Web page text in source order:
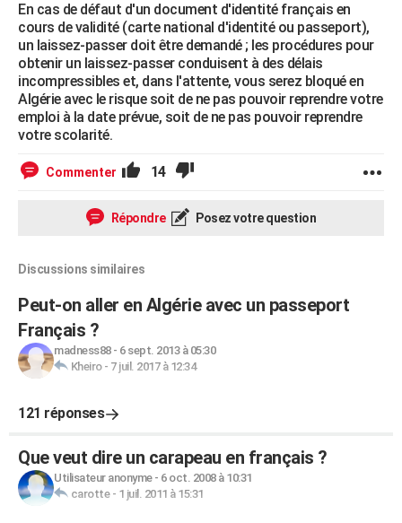
En cas de défaut d'un document d'identité français en
cours de validité (carte national d'identité ou passeport),
un laissez-passer doit être demandé ; les procédures pour
obtenir un laissez-passer conduisent à des délais
incompressibles et, dans l'attente, vous serez bloqué en
Algérie avec le risque soit de ne pas pouvoir reprendre votre
emploi à la date prévue, soit de ne pas pouvoir reprendre
votre scolarité.
Commenter 14
Répondre Posez votre question
Discussions similaires
Peut-on aller en Algérie avec un passeport
Français ?
madness88- 6 sept. 2013 à 05:30
Kheiro- 7 juil. 2017 à 12:34
121 réponses
Que veut dire un carapeau en français ?
Utilisateur anonyme- 6 oct. 2008 à 10:31
carotte- 1 juil. 2011 à 15:31